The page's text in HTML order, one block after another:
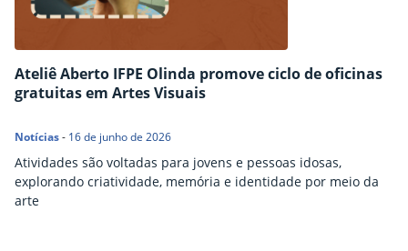
Ateliê Aberto IFPE Olinda promove ciclo de oficinas
gratuitas em Artes Visuais
Notícias- 16 de junho de 2026
Atividades são voltadas para jovens e pessoas idosas,
explorando criatividade, memória e identidade por meio da
arte